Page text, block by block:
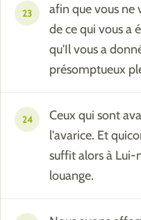
23
afin que vous ne
de ce qui vous a
qu'Il vous a
présomptueux
24
Ceux qui sont
l'avarice. Et
suffit alors à Lui-
louange.